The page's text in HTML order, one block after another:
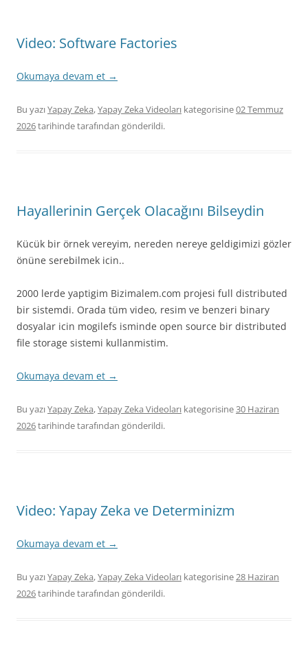
Video: Software Factories
Okumaya devam et →
Bu yazıYapay Zeka,Yapay Zeka Videoları kategorisine02 Temmuz
2026tarihindetarafından gönderildi.
Hayallerinin Gerçek Olacağını Bilseydin
Kücük bir örnek vereyim, nereden nereye geldigimizi gözler
önüne serebilmek icin..
2000 lerde yaptigim Bizimalem.com projesi full distributed
bir sistemdi. Orada tüm video, resim ve benzeri binary
dosyalar icin mogilefs isminde open source bir distributed
file storage sistemi kullanmistim.
Okumaya devam et →
Bu yazıYapay Zeka,Yapay Zeka Videoları kategorisine30 Haziran
2026tarihindetarafından gönderildi.
Video: Yapay Zeka ve Determinizm
Okumaya devam et →
Bu yazıYapay Zeka,Yapay Zeka Videoları kategorisine28 Haziran
2026tarihindetarafından gönderildi.